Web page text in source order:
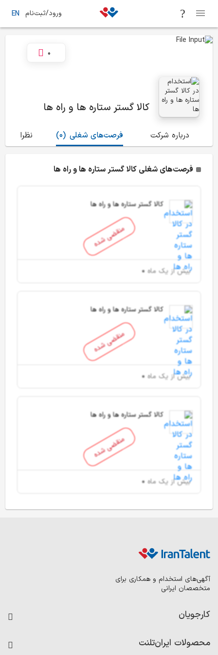
ورود/ثبت‌نام EN
کالا گستر ستاره ها و راه ها
0
درباره شرکت (0) فرصت‌های شغلی نظرات
فرصت‌های شغلی کالا گستر ستاره ها و راه ها
منقضی شده
کالا گستر ستاره ها و راه ها
بیش از یک ماه
منقضی شده
کالا گستر ستاره ها و راه ها
بیش از یک ماه
منقضی شده
کالا گستر ستاره ها و راه ها
بیش از یک ماه
آگهی‌های استخدام و همکاری برای
متخصصان ایرانی
کارجویان
رزومه ساز
محصولات ایران‌تلنت